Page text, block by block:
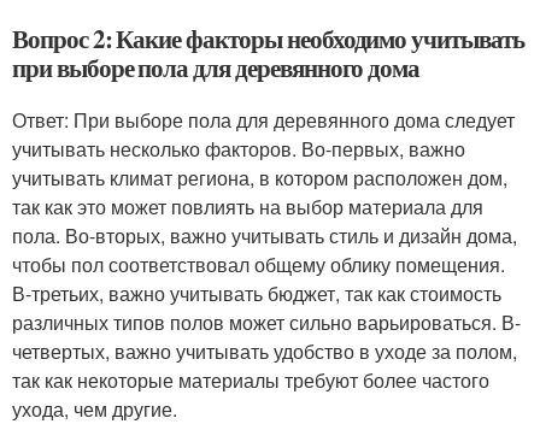
Вопрос 2: Какие факторы необходимо учитывать
при выборе пола для деревянного дома
Ответ: При выборе пола для деревянного дома следует
учитывать несколько факторов. Во-первых, важно
учитывать климат региона, в котором расположен дом,
так как это может повлиять на выбор материала для
пола. Во-вторых, важно учитывать стиль и дизайн дома,
чтобы пол соответствовал общему облику помещения.
В-третьих, важно учитывать бюджет, так как стоимость
различных типов полов может сильно варьироваться. В-
четвертых, важно учитывать удобство в уходе за полом,
так как некоторые материалы требуют более частого
ухода, чем другие.